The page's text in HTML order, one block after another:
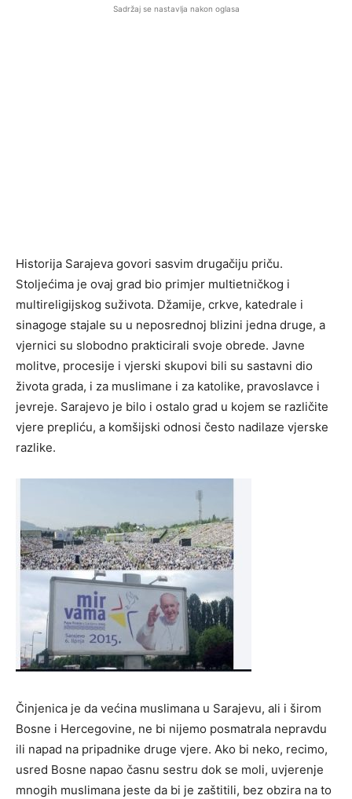
Sadržaj se nastavlja nakon oglasa
Historija Sarajeva govori sasvim drugačiju priču.
Stoljećima je ovaj grad bio primjer multietničkog i
multireligijskog suživota. Džamije, crkve, katedrale i
sinagoge stajale su u neposrednoj blizini jedna druge, a
vjernici su slobodno prakticirali svoje obrede. Javne
molitve, procesije i vjerski skupovi bili su sastavni dio
života grada, i za muslimane i za katolike, pravoslavce i
jevreje. Sarajevo je bilo i ostalo grad u kojem se različite
vjere prepliću, a komšijski odnosi često nadilaze vjerske
razlike.
Činjenica je da većina muslimana u Sarajevu, ali i širom
Bosne i Hercegovine, ne bi nijemo posmatrala nepravdu
ili napad na pripadnike druge vjere. Ako bi neko, recimo,
usred Bosne napao časnu sestru dok se moli, uvjerenje
mnogih muslimana jeste da bi je zaštitili, bez obzira na to